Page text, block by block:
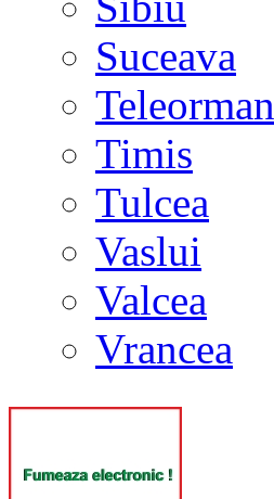
Suceava
Teleorman
Timis
Tulcea
Vaslui
Valcea
Vrancea